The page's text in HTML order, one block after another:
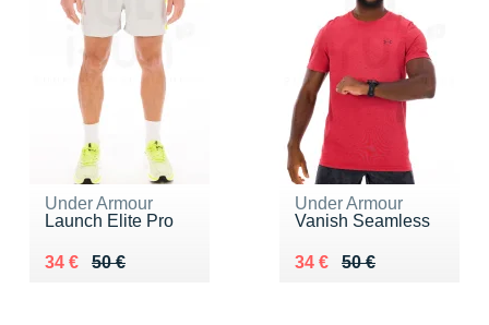
Under Armour
Launch Elite Pro
50 €
Au lieu de 50 €
34 €
Vendu 34 €
Under Armour
Vanish Seamless
50 €
Au lieu de 50 €
34 €
Vendu 34 €